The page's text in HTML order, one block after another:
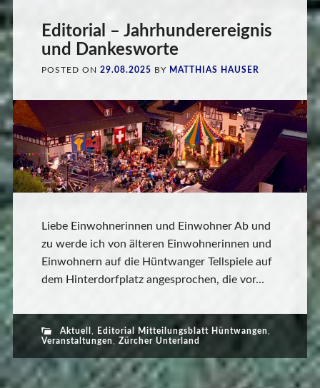
Editorial – Jahrhunderereignis
und Dankesworte
POSTED ON 29.08.2025 BY MATTHIAS HAUSER
Liebe Einwohnerinnen und Einwohner Ab und
zu werde ich von älteren Einwohnerinnen und
Einwohnern auf die Hüntwanger Tellspiele auf
dem Hinterdorfplatz angesprochen, die vor...
Aktuell , Editorial Mitteilungsblatt Hüntwangen,
Veranstaltungen, Zürcher Unterland